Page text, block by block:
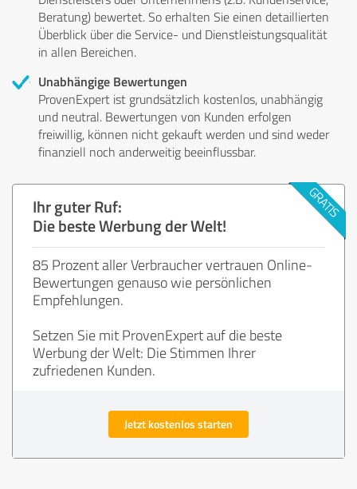
Beratung) bewertet. So erhalten Sie einen detaillierten
Überblick über die Service- und Dienstleistungsqualität
in allen Bereichen.
Unabhängige Bewertungen
ProvenExpert ist grundsätzlich kostenlos, unabhängig
und neutral. Bewertungen von Kunden erfolgen
freiwillig, können nicht gekauft werden und sind weder
finanziell noch anderweitig beeinflussbar.
Ihr guter Ruf:
Die beste Werbung der Welt!
85 Prozent aller Verbraucher vertrauen Online-
Bewertungen genauso wie persönlichen
Empfehlungen.
Setzen Sie mit ProvenExpert auf die beste
Werbung der Welt: Die Stimmen Ihrer
zufriedenen Kunden.
Jetzt kostenlos starten